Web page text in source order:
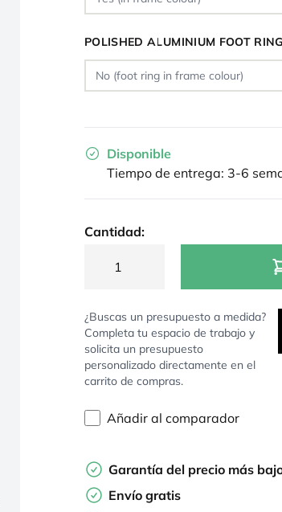
POLISHED ALUMINIUM FOOT RING
Disponible
Tiempo de entrega: 3-6
Cantidad:
¿Buscas un presupuesto a medida?
Completa tu espacio de trabajo y
solicita un presupuesto
personalizado directamente en el
carrito de compras.
Añadir al comparador
Garantía del precio más
Envío gratis